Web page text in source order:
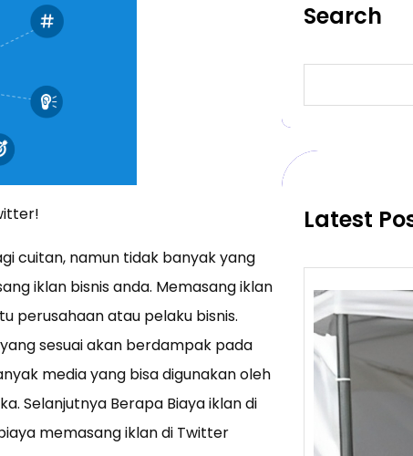
cuitan, namun tidak banyak yang
iklan bisnis anda. Memasang iklan
perusahaan atau pelaku bisnis.
sesuai akan berdampak pada
media yang bisa digunakan oleh
Selanjutnya Berapa Biaya iklan di
memasang iklan di Twitter
Search
a
c
Latest